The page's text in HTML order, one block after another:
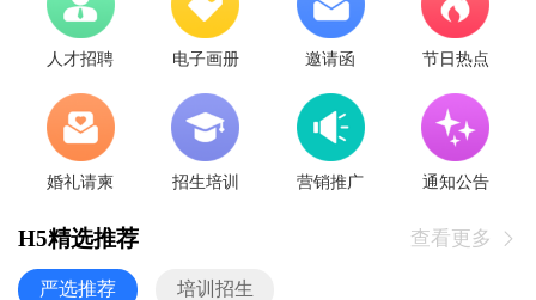
人才招聘 电子画册 邀请函 节日热点
婚礼请柬 招生培训 营销推广 通知公告
H5精选推荐 查看更多 
严选推荐 培训招生